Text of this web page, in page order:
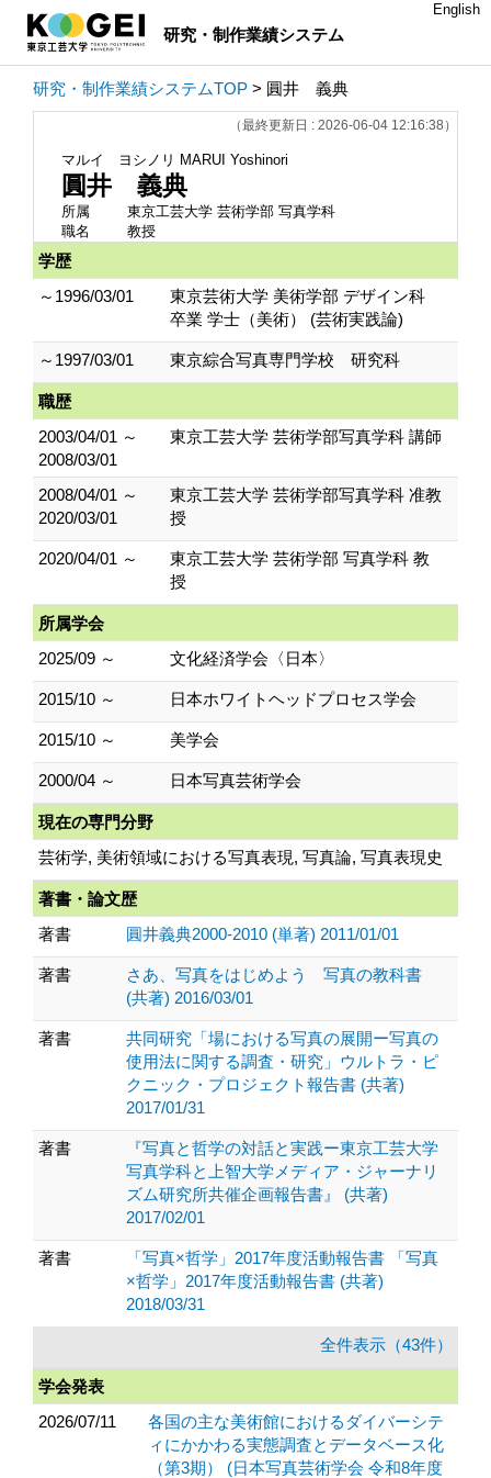
研究・制作業績システム
English
研究・制作業績システムTOP > 圓井 義典
（最終更新日 : 2026-06-04 12:16:38）
マルイ ヨシノリ MARUI Yoshinori
圓井 義典
所属
東京工芸大学 芸術学部 写真学科
職名
教授
学歴
～1996/03/01
東京芸術大学 美術学部 デザイン科
卒業 学士（美術） (芸術実践論)
～1997/03/01 東京綜合写真専門学校 研究科
職歴
2003/04/01 ～
2008/03/01
東京工芸大学 芸術学部写真学科 講師
2008/04/01 ～
2020/03/01
東京工芸大学 芸術学部写真学科 准教
授
2020/04/01 ～
東京工芸大学 芸術学部 写真学科 教
授
所属学会
2025/09 ～
文化経済学会〈日本〉
2015/10 ～ 日本ホワイトヘッドプロセス学会
2015/10 ～ 美学会
2000/04 ～ 日本写真芸術学会
現在の専門分野
芸術学, 美術領域における写真表現, 写真論, 写真表現史
著書・論文歴
著書
圓井義典2000-2010 (単著) 2011/01/01
著書
さあ、写真をはじめよう 写真の教科書
(共著) 2016/03/01
著書
共同研究「場における写真の展開ー写真の
使用法に関する調査・研究」ウルトラ・ピ
クニック・プロジェクト報告書 (共著)
2017/01/31
著書
『写真と哲学の対話と実践ー東京工芸大学
写真学科と上智大学メディア・ジャーナリ
ズム研究所共催企画報告書』 (共著)
2017/02/01
著書
「写真×哲学」2017年度活動報告書 「写真
×哲学」2017年度活動報告書 (共著)
2018/03/31
全件表示（43件）
学会発表
2026/07/11
各国の主な美術館におけるダイバーシテ
ィにかかわる実態調査とデータベース化
（第3期） (日本写真芸術学会 令和8年度